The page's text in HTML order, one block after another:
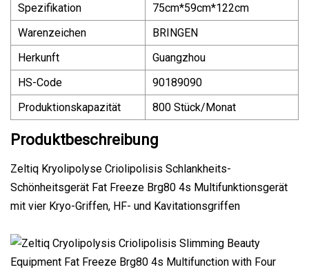
Spezifikation
75cm*59cm*122cm
Warenzeichen
BRINGEN
Herkunft
Guangzhou
HS-Code
90189090
Produktionskapazität
800 Stück/Monat
Produktbeschreibung
Zeltiq Kryolipolyse Criolipolisis Schlankheits-
Schönheitsgerät Fat Freeze Brg80 4s Multifunktionsgerät
mit vier Kryo-Griffen, HF- und Kavitationsgriffen